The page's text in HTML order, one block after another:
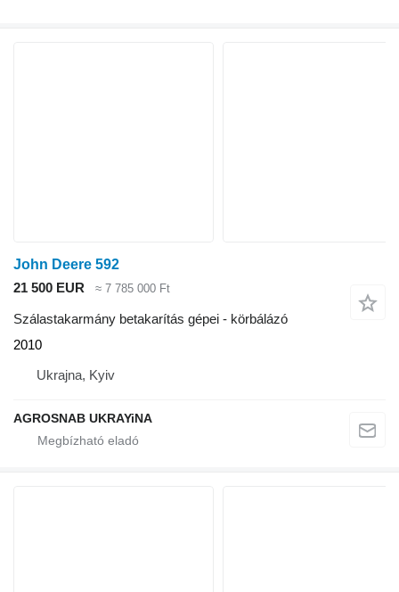
John Deere 592
21 500 EUR
≈ 7 785 000 Ft
Szálastakarmány betakarítás gépei - körbálázó
2010
Ukrajna, Kyiv
AGROSNAB UKRAYiNA